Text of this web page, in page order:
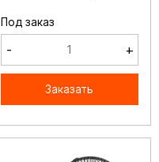
Под заказ
- +
Заказать